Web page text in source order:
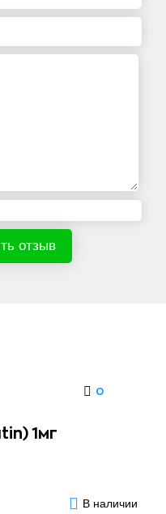
отзыв
0
1мг
В наличии